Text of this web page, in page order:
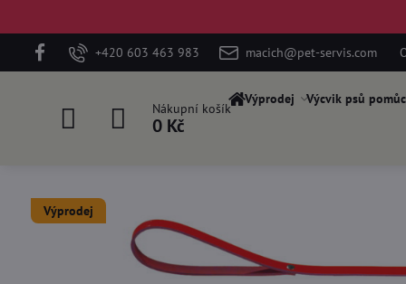
+420 603 463 983 macich@pet-servis.com
Nákupní košík
0 Kč
Výprodej Výcvik psů
Výprodej